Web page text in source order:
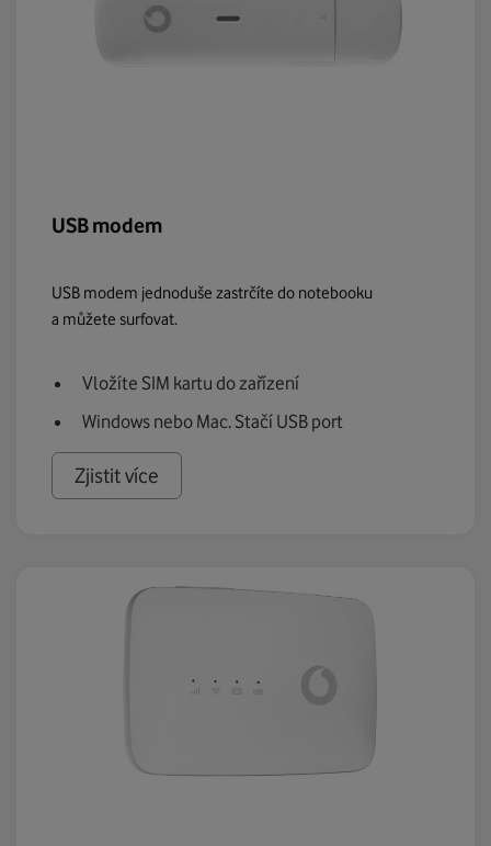
USB modem
USB modem jednoduše zastrčíte do notebooku
a můžete surfovat.
Vložíte SIM kartu do zařízení
Windows nebo Mac. Stačí USB port
Zjistit více